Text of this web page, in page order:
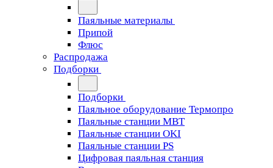
Паяльные материалы
Припой
Флюс
Распродажа
Подборки
Подборки
Паяльное оборудование Термопро
Паяльные станции MBT
Паяльные станции OKI
Паяльные станции PS
Цифровая паяльная станция